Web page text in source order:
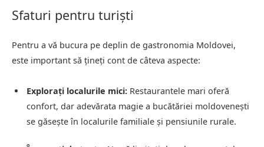
Sfaturi pentru turiști
Pentru a vă bucura pe deplin de gastronomia Moldovei,
este important să țineți cont de câteva aspecte:
Explorați localurile mici: Restaurantele mari oferă
confort, dar adevărata magie a bucătăriei moldovenești
se găsește în localurile familiale și pensiunile rurale.